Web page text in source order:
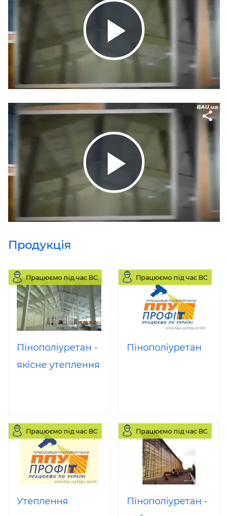
Продукція
Працюємо під час ВС
Пінополіуретан -
якісне утеплення
Працюємо під час ВС
Пінополіуретан
Працюємо під час ВС
Утеплення
Працюємо під час ВС
Пінополіуретан -